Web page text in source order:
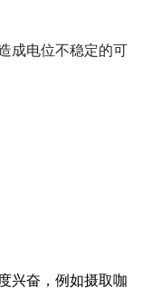
成电位不稳定的可
兴奋，例如摄取咖